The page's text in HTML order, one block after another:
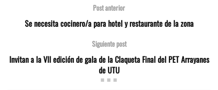
Post anterior
Se necesita cocinero/a para hotel y restaurante de la zona
Siguiente post
Invitan a la VII edición de gala de la Claqueta Final del PET Arrayanes
de UTU